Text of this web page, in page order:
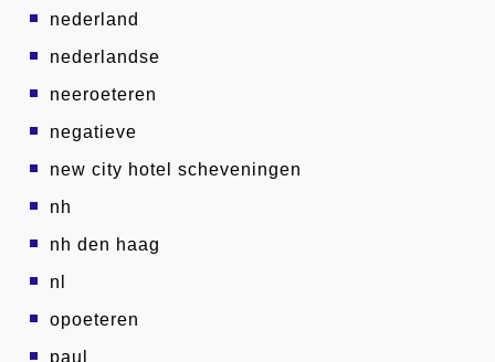
nederland
nederlandse
neeroeteren
negatieve
new city hotel scheveningen
nh
nh den haag
nl
opoeteren
paul